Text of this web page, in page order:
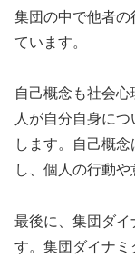
集団の中で他者
ています。
自己概念も社会
人が自分自身に
します。自己概
し、個人の行動や
最後に、集団ダ
す。集団ダイナ